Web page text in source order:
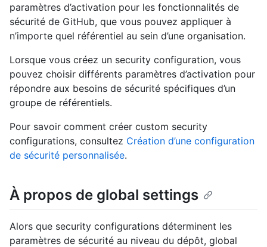
paramètres d’activation pour les fonctionnalités de
sécurité de GitHub, que vous pouvez appliquer à
n’importe quel référentiel au sein d’une organisation.
Lorsque vous créez un security configuration, vous
pouvez choisir différents paramètres d’activation pour
répondre aux besoins de sécurité spécifiques d’un
groupe de référentiels.
Pour savoir comment créer custom security
configurations, consultez Création d’une configuration
de sécurité personnalisée.
À propos de global settings
Alors que security configurations déterminent les
paramètres de sécurité au niveau du dépôt, global